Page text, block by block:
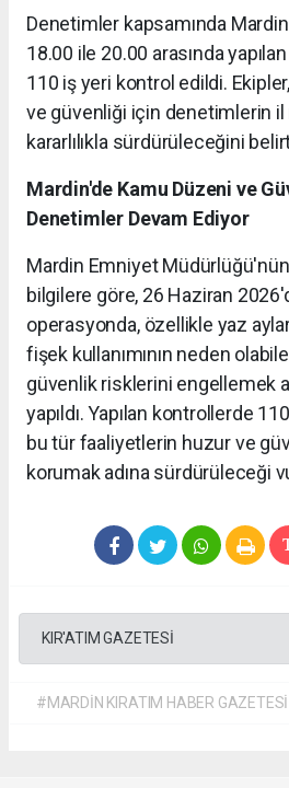
Denetimler kapsamında
18.00 ile 20.00 arasında
110 iş yeri kontrol edildi.
ve güvenliği için denetimlerin
kararlılıkla sürdürüleceğini
Mardin'de Kamu Düzeni ve
Denetimler Devam Ediyor
Mardin Emniyet
bilgilere göre, 26 Haziran
operasyonda, özellikle yaz
fişek kullanımının neden
güvenlik risklerini engellemek
yapıldı. Yapılan kontrollerde
bu tür faaliyetlerin huzur ve
korumak adına sürdürüleceği
KIR'ATIM GAZETESİ
#MARDİN KIRATIM HABER GAZETESİ